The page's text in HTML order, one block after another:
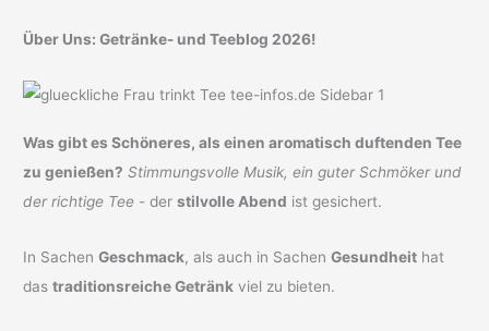
Über Uns: Getränke- und Teeblog 2026!
Was gibt es Schöneres, als einen aromatisch duftenden Tee
zu genießen? Stimmungsvolle Musik, ein guter Schmöker und
der richtige Tee - derstilvolle Abend ist gesichert.
In SachenGeschmack, als auch in SachenGesundheit hat
dastraditionsreiche Getränk viel zu bieten.